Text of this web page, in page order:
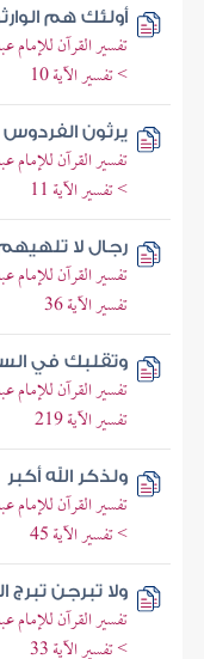
أولئك هم
تفسير القرآن للإمام
> تفسير الآية 10
يرثون الفردوس
تفسير القرآن للإمام
> تفسير الآية 11
رجال لا
تفسير القرآن للإمام
تفسير الآية 36
وتقلبك في
تفسير القرآن للإمام
تفسير الآية 219
ولذكر الله أكبر
تفسير القرآن
> تفسير الآية 45
ولا تبرجن تبرج
تفسير القرآن
> تفسير الآية 33